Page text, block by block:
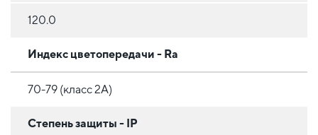
120.0
Индекс цветопередачи - Ra
70-79 (класс 2A)
Степень защиты - IP